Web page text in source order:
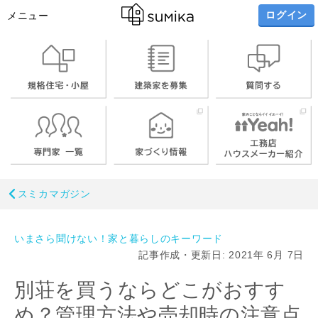
メニュー ログイン
スミカマガジン
いまさら聞けない！家と暮らしのキーワード
記事作成・更新日: 2021年 6月 7日
別荘を買うならどこがおすす